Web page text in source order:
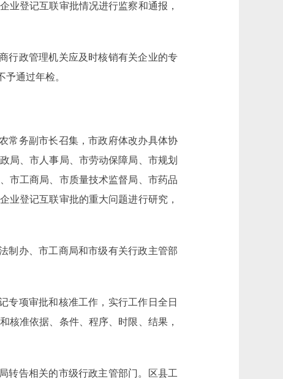
业登记互联审批情况进行监察和通报，
政管理机关应及时核销有关企业的专
通过年检。
务副市长召集，市政府体改办具体协
局、市人事局、市劳动保障局、市规划
市工商局、市质量技术监督局、市药品
业登记互联审批的重大问题进行研究，
办、市工商局和市级有关行政主管部
项审批和核准工作，实行工作日全日
核准依据、条件、程序、时限、结果，
告相关的市级行政主管部门。区县工